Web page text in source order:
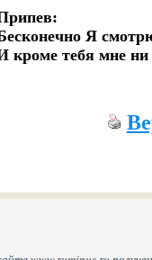
Я
кроме тебя мне